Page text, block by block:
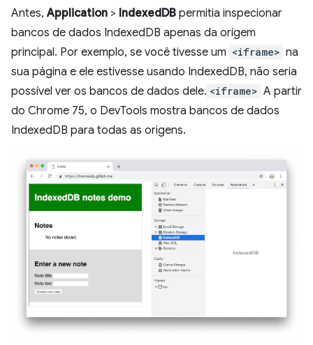
Antes,Application > IndexedDB permitia inspecionar
bancos de dados IndexedDB apenas da origem
principal. Por exemplo, se você tivesse um <iframe> na
sua página e ele estivesse usando IndexedDB, não seria
possível ver os bancos de dados dele. <iframe> A partir
do Chrome 75, o DevTools mostra bancos de dados
IndexedDB para todas as origens.